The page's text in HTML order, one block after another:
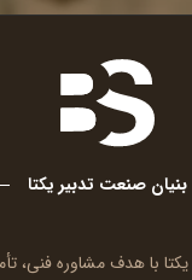
بنیان صنعت تدبیر یکتا
با هدف مشاوره فنی،